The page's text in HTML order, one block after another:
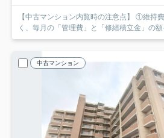
【中古マンション内覧時の注意点】 ①維持
く、毎月の「管理費」と「修繕積立金」の
中古マンション